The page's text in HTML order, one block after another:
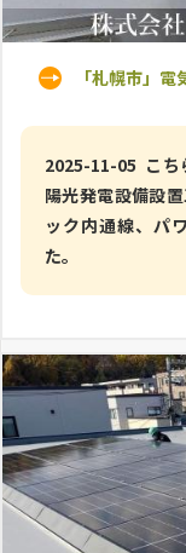
「札幌市」電
2025-11-05 こち
陽光発電設備設
ック内通線、パ
た。